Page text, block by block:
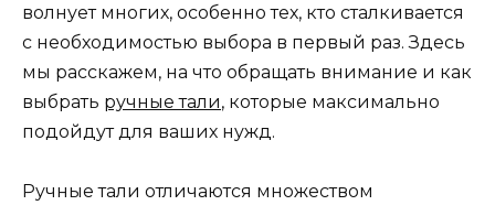
волнует многих, особенно тех, кто сталкивается
с необходимостью выбора в первый раз. Здесь
мы расскажем, на что обращать внимание и как
выбрать ручные тали, которые максимально
подойдут для ваших нужд.
Ручные тали отличаются множеством